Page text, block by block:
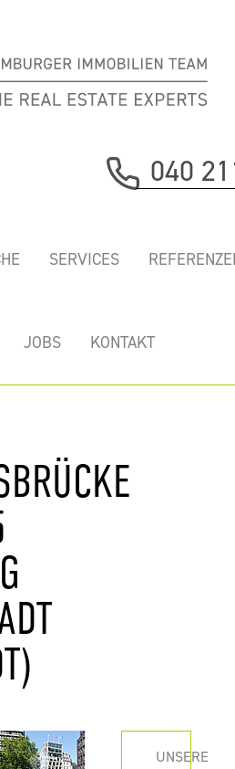
040
SERVICES
JOBS KONTAKT
UNSERE